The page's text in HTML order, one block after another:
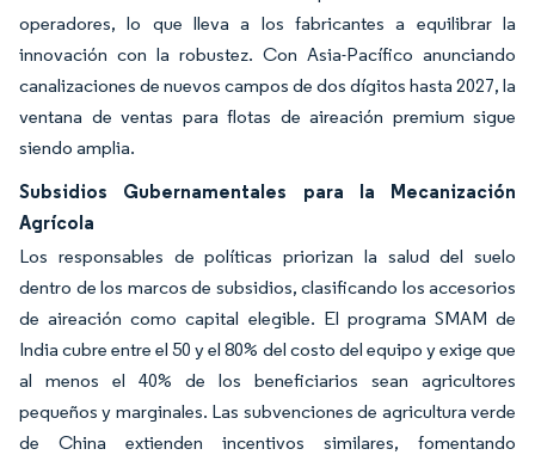
operadores, lo que lleva a los fabricantes a equilibrar la
innovación con la robustez. Con Asia-Pacífico anunciando
canalizaciones de nuevos campos de dos dígitos hasta 2027, la
ventana de ventas para flotas de aireación premium sigue
siendo amplia.
Subsidios Gubernamentales para la Mecanización
Agrícola
Los responsables de políticas priorizan la salud del suelo
dentro de los marcos de subsidios, clasificando los accesorios
de aireación como capital elegible. El programa SMAM de
India cubre entre el 50 y el 80% del costo del equipo y exige que
al menos el 40% de los beneficiarios sean agricultores
pequeños y marginales. Las subvenciones de agricultura verde
de China extienden incentivos similares, fomentando